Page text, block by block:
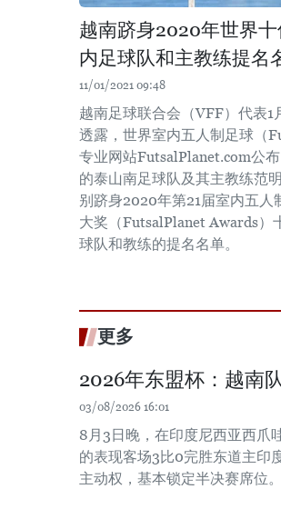
越南跻身2020年世界十
内足球队和主教练提名
11/01/2021 09:48
越南足球联合会（VFF）代表1
透露，世界室内五人制足球（
专业网站FutsalPlanet.com公
的泰山南足球队及其主教练范
别跻身2020年第21届室内五人
大奖（FutsalPlanet Awards）
球队和教练的提名名单。
更多
2026年东盟杯：越南
03/08/2026 16:01
8月3日晚，在印度尼西亚西爪
的表现客场3比0完胜东道主印
主动权，基本锁定半决赛席位。